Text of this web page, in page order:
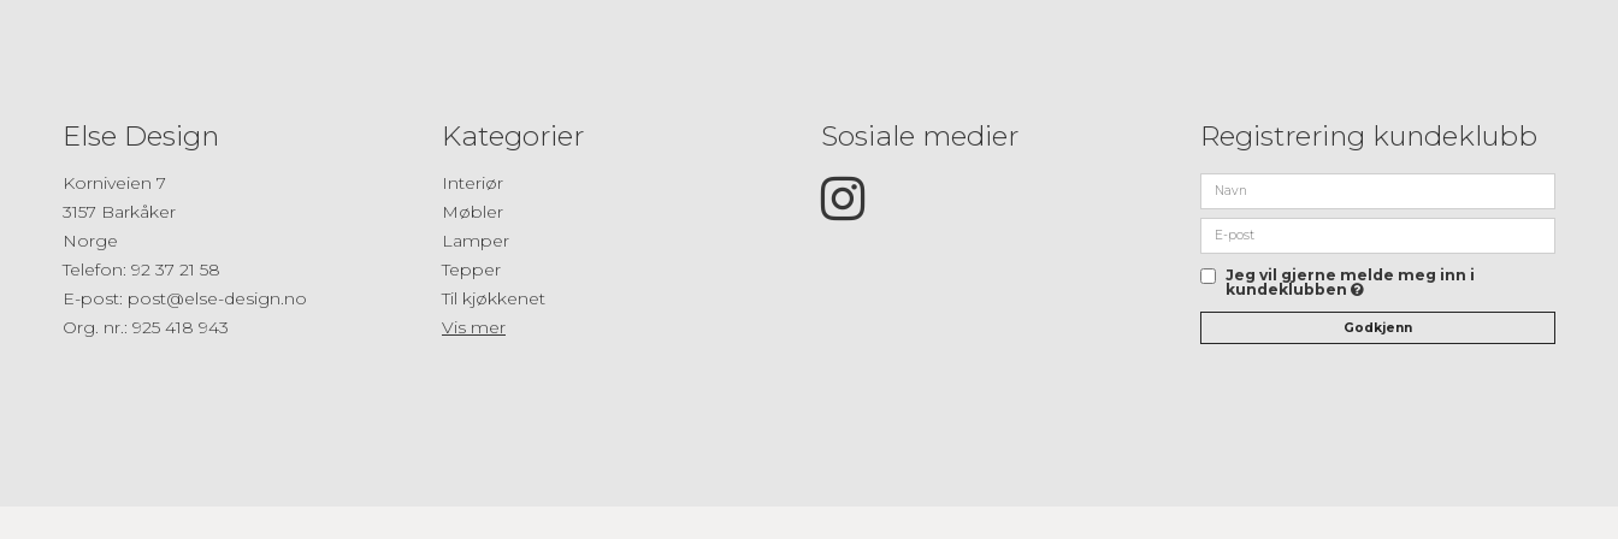
Else Design
Korniveien 7
3157 Barkåker
Norge
Telefon: 92 37 21 58
E-post: post@else-design.no
Org. nr.: 925 418 943
Kategorier
Interiør
Møbler
Lamper
Tepper
Til kjøkkenet
Vis mer
Sosiale medier Registrering kundeklubb
Jeg vil gjerne melde meg inn i
kundeklubben
Godkjenn